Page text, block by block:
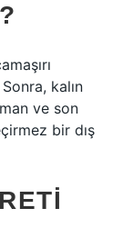
kalın
ve son
bir dış